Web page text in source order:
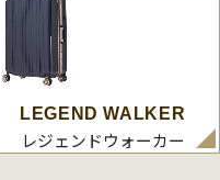
LEGEND WALKER
レジェンドウォーカー